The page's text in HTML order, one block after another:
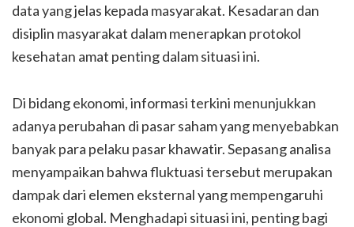
data yang jelas kepada masyarakat. Kesadaran dan
disiplin masyarakat dalam menerapkan protokol
kesehatan amat penting dalam situasi ini.
Di bidang ekonomi, informasi terkini menunjukkan
adanya perubahan di pasar saham yang menyebabkan
banyak para pelaku pasar khawatir. Sepasang analisa
menyampaikan bahwa fluktuasi tersebut merupakan
dampak dari elemen eksternal yang mempengaruhi
ekonomi global. Menghadapi situasi ini, penting bagi